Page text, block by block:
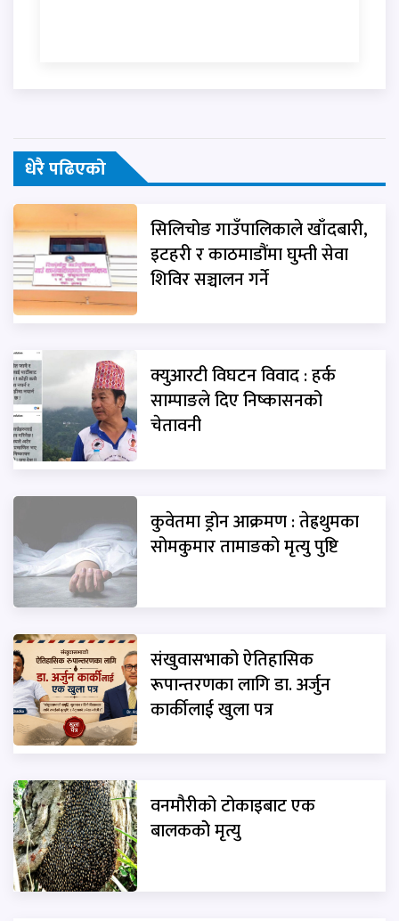
धेरै पढिएको
सिलिचोङ गाउँपालिकाले खाँदबारी,
इटहरी र काठमाडौंमा घुम्ती सेवा
शिविर सञ्चालन गर्ने
क्युआरटी विघटन विवाद : हर्क
साम्पाङले दिए निष्कासनको
चेतावनी
कुवेतमा ड्रोन आक्रमण : तेह्रथुमका
सोमकुमार तामाङको मृत्यु पुष्टि
संखुवासभाको ऐतिहासिक
रूपान्तरणका लागि डा. अर्जुन
कार्कीलाई खुला पत्र
वनमौरीको टोकाइबाट एक
बालककोे मृत्यु